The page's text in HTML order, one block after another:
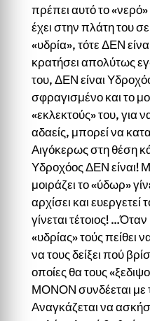
πρέπει αυτό το
έχει στην πλάτη του
«υδρία», τότε ΔΕΝ
κρατήσει απολύτως
του, ΔΕΝ είναι
σφραγισμένο και το
«εκλεκτούς» του, για
αδαείς, μπορεί να
Αιγόκερως στη θέση
Υδροχόος ΔΕΝ είναι!
μοιράζει το «ύδωρ»
αρχίσει και
γίνεται τέτοιος!
«υδρίας» τούς πείθει
να τους δείξει πού
οποίες θα τους
ΜΟΝΟΝ συνδέεται με
Αναγκάζεται να